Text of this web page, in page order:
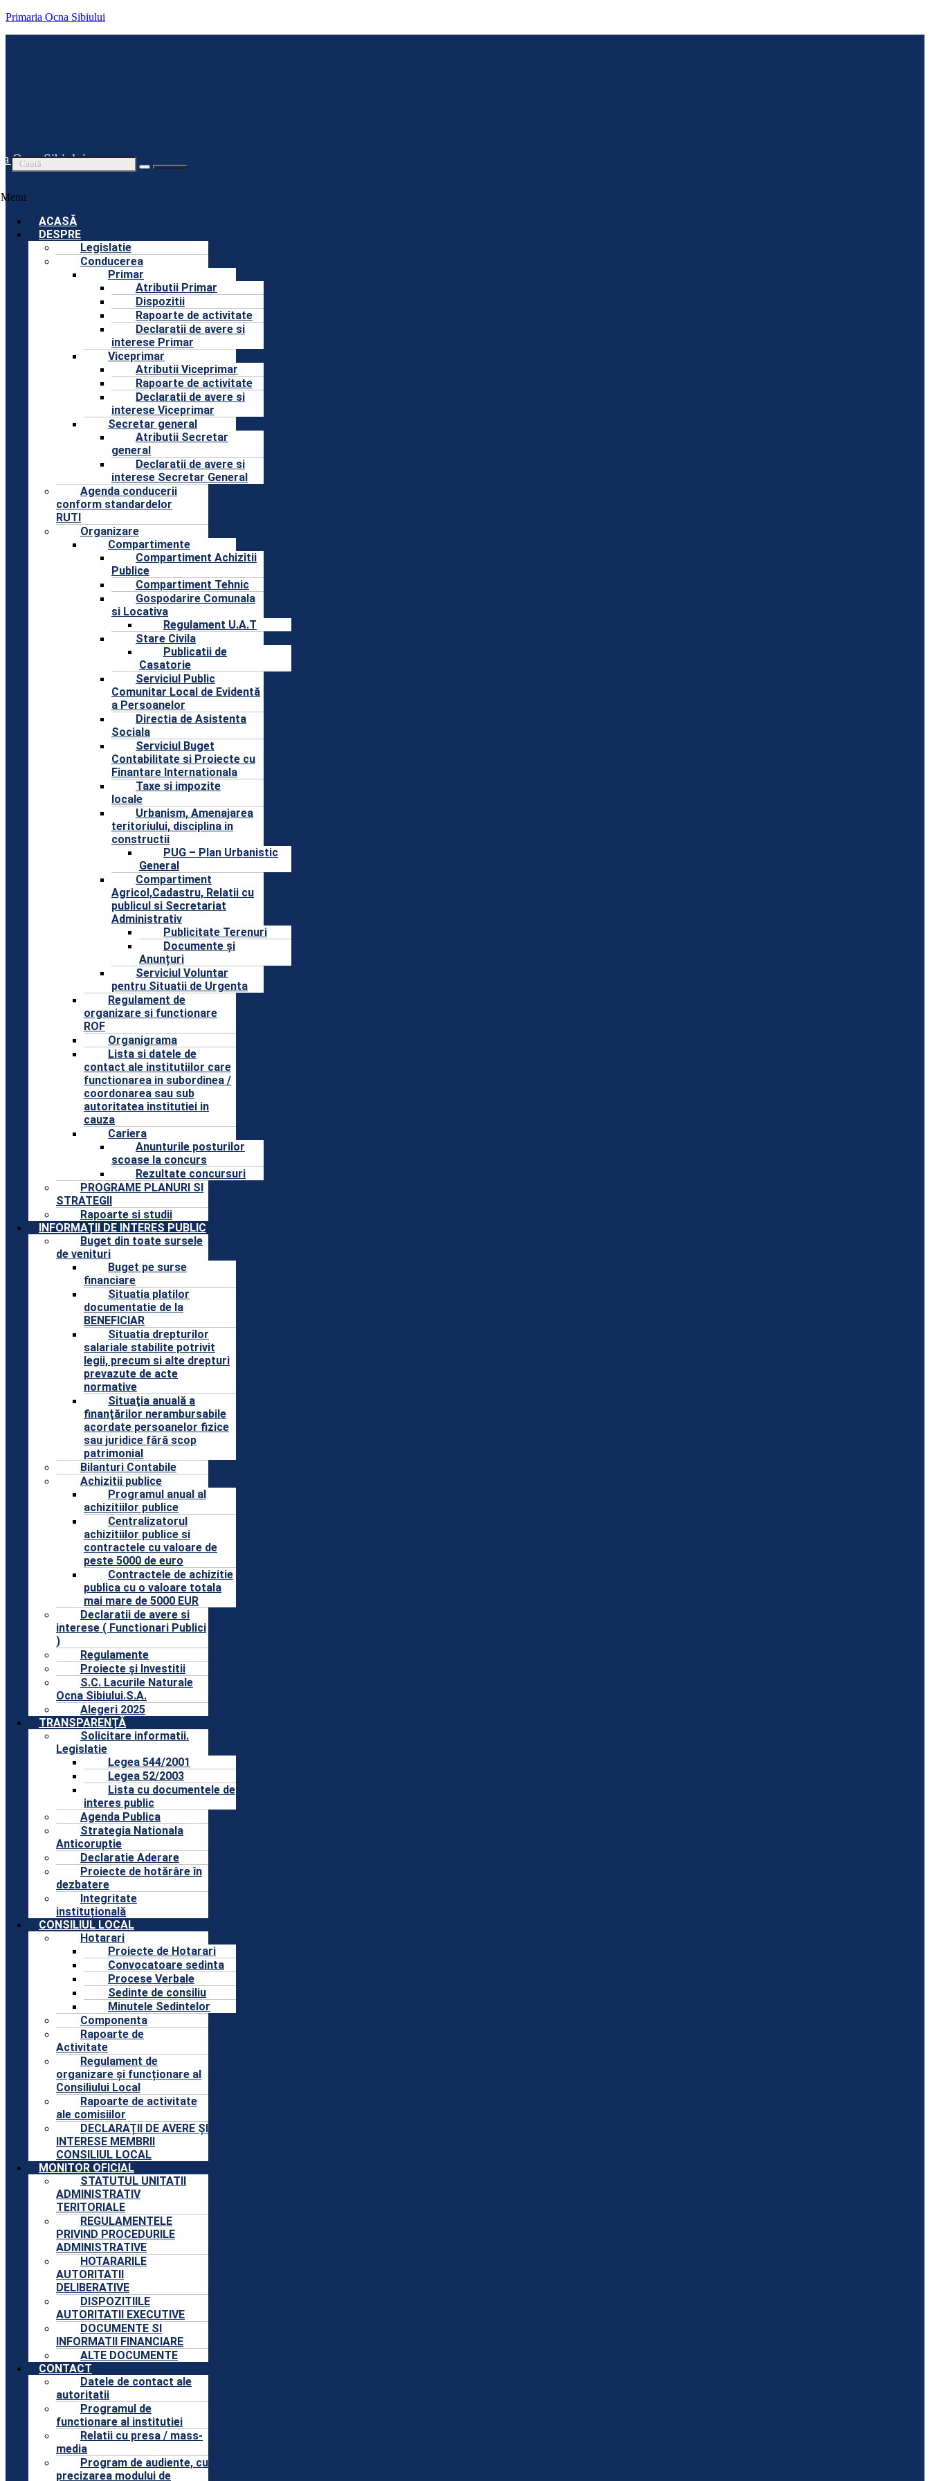
Primaria Ocna Sibiului
Ocna Sibiului
Menu
ACASĂ
DESPRE
Legislatie
Conducerea
Primar
Atributii Primar
Dispozitii
Rapoarte de activitate
Declaratii de avere si
interese Primar
Viceprimar
Atributii Viceprimar
Rapoarte de activitate
Declaratii de avere si
interese Viceprimar
Secretar general
Atributii Secretar
general
Declaratii de avere si
interese Secretar General
Agenda conducerii
conform standardelor
RUTI
Organizare
Compartimente
Compartiment Achizitii
Publice
Compartiment Tehnic
Gospodarire Comunala
si Locativa
Regulament U.A.T
Stare Civila
Publicatii de
Casatorie
Serviciul Public
Comunitar Local de Evidentă
a Persoanelor
Directia de Asistenta
Sociala
Serviciul Buget
Contabilitate si Proiecte cu
Finantare Internationala
Taxe si impozite
locale
Urbanism, Amenajarea
teritoriului, disciplina in
constructii
PUG – Plan Urbanistic
General
Compartiment
Agricol,Cadastru, Relatii cu
publicul si Secretariat
Administrativ
Publicitate Terenuri
Documente și
Anunțuri
Serviciul Voluntar
pentru Situatii de Urgenta
Regulament de
organizare si functionare
ROF
Organigrama
Lista si datele de
contact ale institutiilor care
functionarea in subordinea /
coordonarea sau sub
autoritatea institutiei in
cauza
Cariera
Anunturile posturilor
scoase la concurs
Rezultate concursuri
PROGRAME PLANURI SI
STRATEGII
Rapoarte si studii
INFORMAȚII DE INTERES PUBLIC
Buget din toate sursele
de venituri
Buget pe surse
financiare
Situatia platilor
documentatie de la
BENEFICIAR
Situatia drepturilor
salariale stabilite potrivit
legii, precum si alte drepturi
prevazute de acte
normative
Situaţia anuală a
finanţărilor nerambursabile
acordate persoanelor fizice
sau juridice fără scop
patrimonial
Bilanturi Contabile
Achizitii publice
Programul anual al
achizitiilor publice
Centralizatorul
achizitiilor publice si
contractele cu valoare de
peste 5000 de euro
Contractele de achizitie
publica cu o valoare totala
mai mare de 5000 EUR
Declaratii de avere si
interese ( Functionari Publici
)
Regulamente
Proiecte și Investitii
S.C. Lacurile Naturale
Ocna Sibiului.S.A.
Alegeri 2025
TRANSPARENȚĂ
Solicitare informatii.
Legislatie
Legea 544/2001
Legea 52/2003
Lista cu documentele de
interes public
Agenda Publica
Strategia Nationala
Anticoruptie
Declaratie Aderare
Proiecte de hotărâre în
dezbatere
Integritate
instituțională
CONSILIUL LOCAL
Hotarari
Proiecte de Hotarari
Convocatoare sedinta
Procese Verbale
Sedinte de consiliu
Minutele Sedintelor
Componenta
Rapoarte de
Activitate
Regulament de
organizare și funcționare al
Consiliului Local
Rapoarte de activitate
ale comisiilor
DECLARAȚII DE AVERE ȘI
INTERESE MEMBRII
CONSILIUL LOCAL
MONITOR OFICIAL
STATUTUL UNITATII
ADMINISTRATIV
TERITORIALE
REGULAMENTELE
PRIVIND PROCEDURILE
ADMINISTRATIVE
HOTARARILE
AUTORITATII
DELIBERATIVE
DISPOZITIILE
AUTORITATII EXECUTIVE
DOCUMENTE SI
INFORMATII FINANCIARE
ALTE DOCUMENTE
CONTACT
Datele de contact ale
autoritatii
Programul de
functionare al institutiei
Relatii cu presa / mass-
media
Program de audiente, cu
precizarea modului de